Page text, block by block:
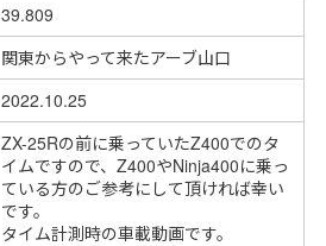
39.809
関東からやって来たアーブ山口
2022.10.25
ZX-25Rの前に乗っていたZ400でのタ
イムですので、Z400やNinja400に乗っ
ている方のご参考にして頂ければ幸い
です。
タイム計測時の車載動画です。